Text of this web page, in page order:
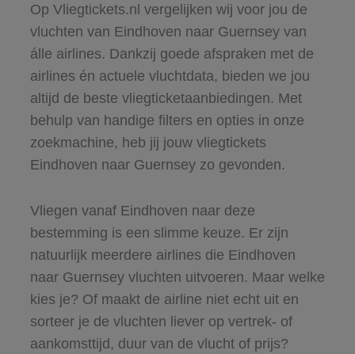
Op Vliegtickets.nl vergelijken wij voor jou de
vluchten van Eindhoven naar Guernsey van
álle airlines. Dankzij goede afspraken met de
airlines én actuele vluchtdata, bieden we jou
altijd de beste vliegticketaanbiedingen. Met
behulp van handige filters en opties in onze
zoekmachine, heb jij jouw vliegtickets
Eindhoven naar Guernsey zo gevonden.
Vliegen vanaf Eindhoven naar deze
bestemming is een slimme keuze. Er zijn
natuurlijk meerdere airlines die Eindhoven
naar Guernsey vluchten uitvoeren. Maar welke
kies je? Of maakt de airline niet echt uit en
sorteer je de vluchten liever op vertrek- of
aankomsttijd, duur van de vlucht of prijs?